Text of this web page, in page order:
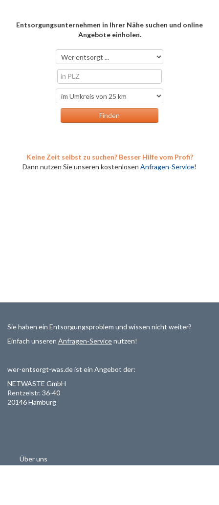
Entsorgungsunternehmen in Ihrer Nähe suchen und online
Angebote einholen.
Keine Zeit selbst zu suchen? Besser Hilfe vom Profi?
Dann nutzen Sie unseren kostenlosen Anfragen-Service!
Sie haben ein Entsorgungsproblem und wissen nicht weiter?
Einfach unseren Anfragen-Servicenutzen!
wer-entsorgt-was.de ist ein Angebot der:
NETWASTE GmbH
Rentzelstr. 36-40
20146 Hamburg
Über uns